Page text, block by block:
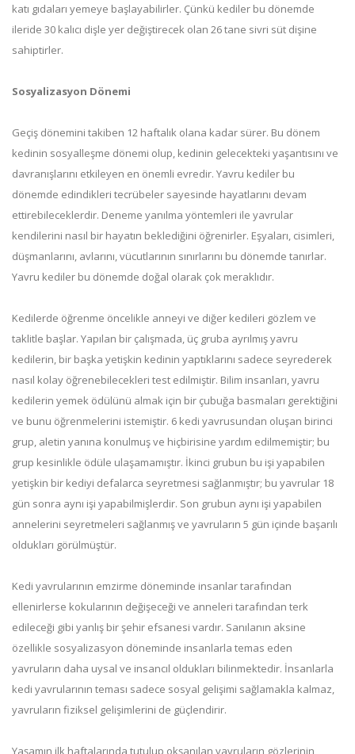
katı gıdaları yemeye başlayabilirler. Çünkü kediler bu dönemde
ileride 30 kalıcı dişle yer değiştirecek olan 26 tane sivri süt dişine
sahiptirler.
Sosyalizasyon Dönemi
Geçiş dönemini takiben 12 haftalık olana kadar sürer. Bu dönem
kedinin sosyalleşme dönemi olup, kedinin gelecekteki yaşantısını ve
davranışlarını etkileyen en önemli evredir. Yavru kediler bu
dönemde edindikleri tecrübeler sayesinde hayatlarını devam
ettirebileceklerdir. Deneme yanılma yöntemleri ile yavrular
kendilerini nasıl bir hayatın beklediğini öğrenirler. Eşyaları, cisimleri,
düşmanlarını, avlarını, vücutlarının sınırlarını bu dönemde tanırlar.
Yavru kediler bu dönemde doğal olarak çok meraklıdır.
Kedilerde öğrenme öncelikle anneyi ve diğer kedileri gözlem ve
taklitle başlar. Yapılan bir çalışmada, üç gruba ayrılmış yavru
kedilerin, bir başka yetişkin kedinin yaptıklarını sadece seyrederek
nasıl kolay öğrenebilecekleri test edilmiştir. Bilim insanları, yavru
kedilerin yemek ödülünü almak için bir çubuğa basmaları gerektiğini
ve bunu öğrenmelerini istemiştir. 6 kedi yavrusundan oluşan birinci
grup, aletin yanına konulmuş ve hiçbirisine yardım edilmemiştir; bu
grup kesinlikle ödüle ulaşamamıştır. İkinci grubun bu işi yapabilen
yetişkin bir kediyi defalarca seyretmesi sağlanmıştır; bu yavrular 18
gün sonra aynı işi yapabilmişlerdir. Son grubun aynı işi yapabilen
annelerini seyretmeleri sağlanmış ve yavruların 5 gün içinde başarılı
oldukları görülmüştür.
Kedi yavrularının emzirme döneminde insanlar tarafından
ellenirlerse kokularının değişeceği ve anneleri tarafından terk
edileceği gibi yanlış bir şehir efsanesi vardır. Sanılanın aksine
özellikle sosyalizasyon döneminde insanlarla temas eden
yavruların daha uysal ve insancıl oldukları bilinmektedir. İnsanlarla
kedi yavrularının teması sadece sosyal gelişimi sağlamakla kalmaz,
yavruların fiziksel gelişimlerini de güçlendirir.
Yaşamın ilk haftalarında tutulup okşanılan yavruların gözlerinin